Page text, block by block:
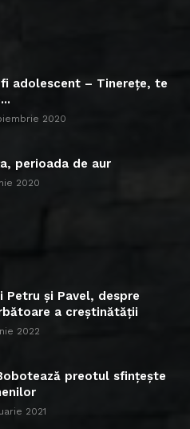
fi adolescent – Tinerețe, te
2020
perioada de aur
2020
Petru și Pavel, despre
a creștinătății
2022
preotul sfințește
2021